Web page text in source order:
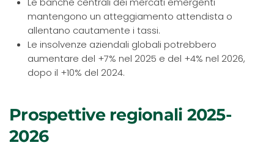
mantengono un atteggiamento attendista o
allentano cautamente i tassi.
Le insolvenze aziendali globali potrebbero
aumentare del +7% nel 2025 e del +4% nel 2026,
dopo il +10% del 2024.
Prospettive regionali 2025-
2026